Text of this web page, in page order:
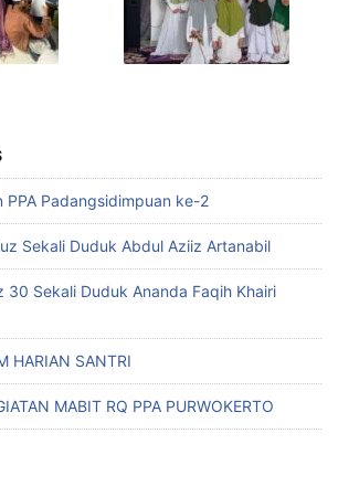
PPA Padangsidimpuan ke-2
Sekali Duduk Abdul Aziiz Artanabil
30 Sekali Duduk Ananda Faqih Khairi
HARIAN SANTRI
MABIT RQ PPA PURWOKERTO